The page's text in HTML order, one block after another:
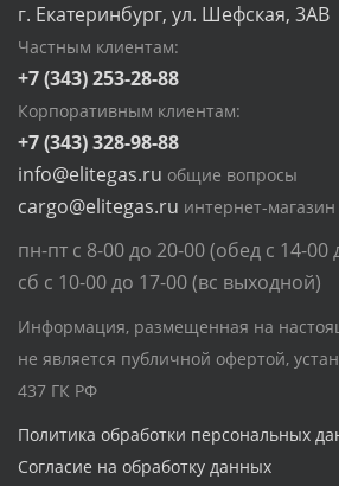
г. Екатеринбург, ул. Шефская, 3АВ
Частным клиентам:
+7 (343) 253-28-88
Корпоративным клиентам:
+7 (343) 328-98-88
info@elitegas.ru общие вопросы
cargo@elitegas.ru интернет-магазин
пн-пт с 8-00 до 20-00 (обед с 14-00
сб с 10-00 до 17-00 (вс выходной)
Информация, размещенная на
не является публичной офертой,
437 ГК РФ
Политика обработки персональных
Согласие на обработку данных